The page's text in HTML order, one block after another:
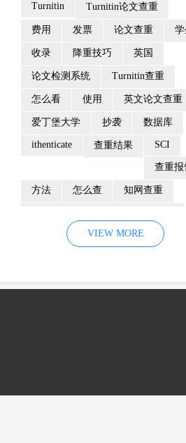
Turnitin Turnitin论文查重
费用 发票 论文查重 学
收录 降重技巧 英国
论文检测系统 Turnitin查重
怎么看 使用 英文论文查重
爱丁堡大学 抄袭 数据库
ithenticate 查重结果 SCI
查重报
方法 怎么查 知网查重
颜色 相似性报告
essay IEEE 留学 课程
准确 价格 参考文献
VIEW MORE